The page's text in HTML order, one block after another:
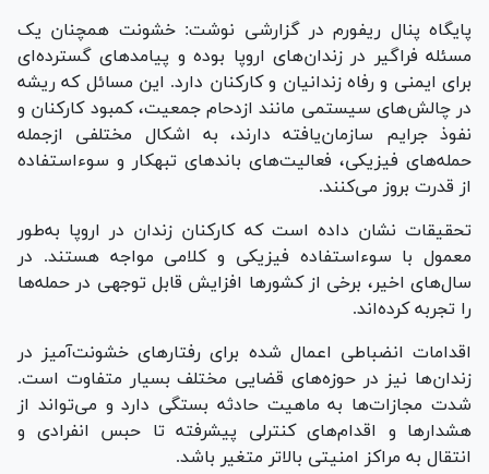
پایگاه پنال ریفورم در گزارشی نوشت: خشونت همچنان یک
مسئله فراگیر در زندان‌های اروپا بوده و پیامد‌های گسترده‌ای
برای ایمنی و رفاه زندانیان و کارکنان دارد. این مسائل که ریشه
در چالش‌های سیستمی مانند ازدحام جمعیت، کمبود کارکنان و
نفوذ جرایم سازمان‌یافته دارند، به اشکال مختلفی ازجمله
حمله‌های فیزیکی، فعالیت‌های باند‌های تبهکار و سوءاستفاده
از قدرت بروز می‌کنند.
تحقیقات نشان داده است که کارکنان زندان در اروپا به‌طور
معمول با سوء‌استفاده فیزیکی و کلامی مواجه هستند. در
سال‌های اخیر، برخی از کشور‌ها افزایش قابل توجهی در حمله‌ها
را تجربه کرده‌اند.
اقدامات انضباطی اعمال شده برای رفتار‌های خشونت‌آمیز در
زندان‌ها نیز در حوزه‌های قضایی مختلف بسیار متفاوت است.
شدت مجازات‌ها به ماهیت حادثه بستگی دارد و می‌تواند از
هشدار‌ها و اقدام‌های کنترلی پیشرفته تا حبس انفرادی و
انتقال به مراکز امنیتی بالاتر متغیر باشد.